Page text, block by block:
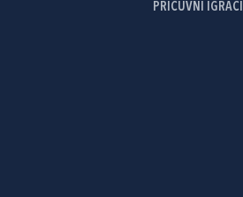
PRIČUVNI IGRAČI